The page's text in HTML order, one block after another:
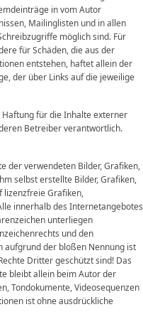
in vom Autor
Mailinglisten und in allen
möglich sind. Für
für Schäden, die aus der
entstehen, haftet allein der
der über Links auf die jeweilige
für die Inhalte externer
Betreiber verantwortlich.
der verwendeten Bilder, Grafiken,
selbst erstellte Bilder, Grafiken,
lizenzfreie Grafiken,
innerhalb des Internetangebotes
unterliegen
und den
aufgrund der bloßen Nennung ist
Dritter geschützt sind! Das
bleibt allein beim Autor der
Tondokumente, Videosequenzen
ist ohne ausdrückliche